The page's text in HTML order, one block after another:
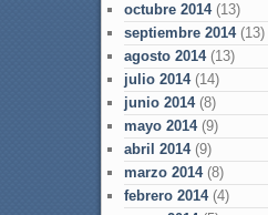
octubre 2014(13)
septiembre 2014(13)
agosto 2014(13)
julio 2014(14)
junio 2014(8)
mayo 2014(9)
abril 2014(9)
marzo 2014(8)
febrero 2014(4)